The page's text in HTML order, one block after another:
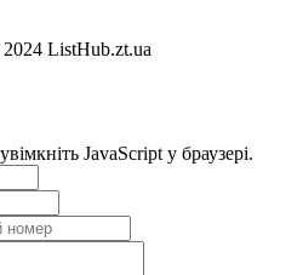
ListHub.zt.ua
JavaScript у браузері.